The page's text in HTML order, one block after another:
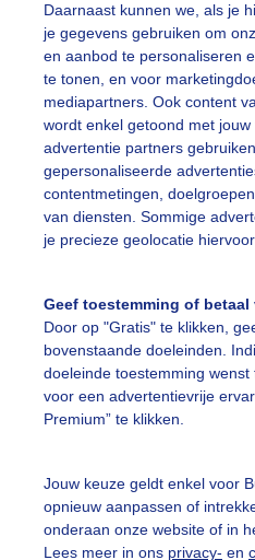
Daarnaast kunnen we, als je
je gegevens gebruiken om
en aanbod te personaliseren
te tonen, en voor
mediapartners. Ook content
wordt enkel getoond met
advertentie partners
gepersonaliseerde
contentmetingen,
van diensten. Sommige
je precieze geolocatie
Geef toestemming of
Door op "Gratis" te klikken,
bovenstaande doeleinden.
doeleinde toestemming
voor een advertentievrije
Premium” te klikken.
Jouw keuze geldt enkel voor
opnieuw aanpassen of
onderaan onze website of in
Lees meer in ons privacy- en
slideshow
vragen
Team